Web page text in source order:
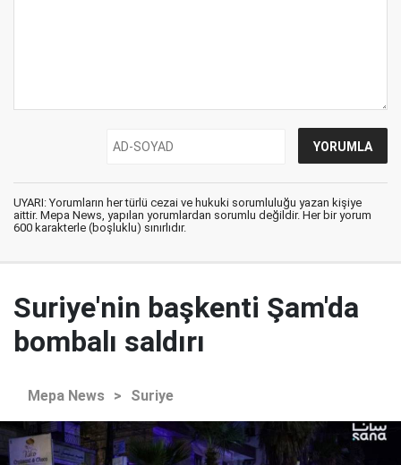
UYARI: Yorumların her türlü cezai ve hukuki sorumluluğu yazan kişiye
aittir. Mepa News, yapılan yorumlardan sorumlu değildir. Her bir yorum
600 karakterle (boşluklu) sınırlıdır.
Suriye'nin başkenti Şam'da
bombalı saldırı
Mepa News > Suriye